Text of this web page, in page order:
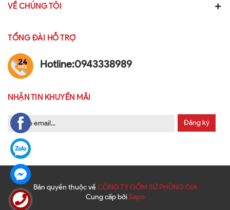
VỀ CHÚNG TÔI
TỔNG ĐÀI HỖ TRỢ
Hotline:0943338989
NHẬN TIN KHUYẾN MÃI
Đăng ký
Bản quyền thuộc về CÔNG TY GỐM SỨ PHÙNG GIA
Cung cấp bởi Sapo